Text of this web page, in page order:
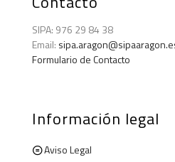
SIPA: 976 29 84 38
Email:
Formulario de Contacto
Información legal
Aviso Legal